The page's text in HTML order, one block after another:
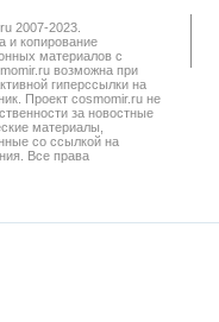
2007-2023.
и копирование
материалов с
возможна при
гиперссылки на
Проект cosmomir.ru не
за новостные
материалы,
со ссылкой на
Все права